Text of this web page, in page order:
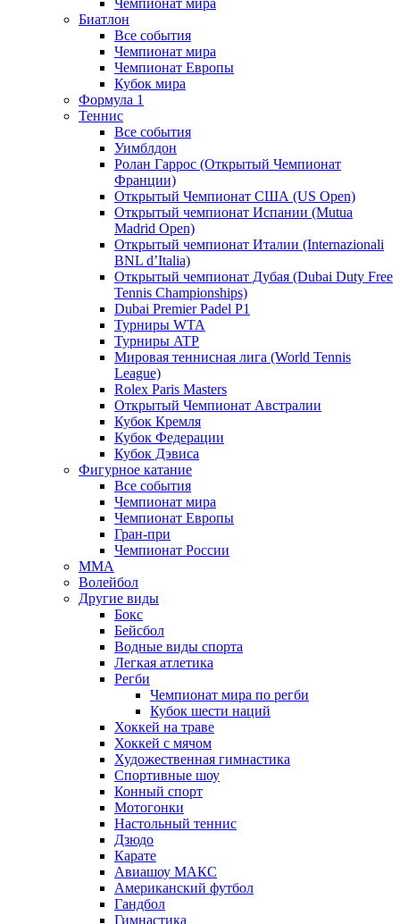
Чемпионат мира
Биатлон
Все события
Чемпионат мира
Чемпионат Европы
Кубок мира
Формула 1
Теннис
Все события
Уимблдон
Ролан Гаррос (Открытый Чемпионат
Франции)
Открытый Чемпионат США (US Open)
Открытый чемпионат Испании (Mutua
Madrid Open)
Открытый чемпионат Италии (Internazionali
BNL d’Italia)
Открытый чемпионат Дубая (Dubai Duty Free
Tennis Championships)
Dubai Premier Padel P1
Турниры WTA
Турниры ATP
Мировая теннисная лига (World Tennis
League)
Rolex Paris Masters
Открытый Чемпионат Австралии
Кубок Кремля
Кубок Федерации
Кубок Дэвиса
Фигурное катание
Все события
Чемпионат мира
Чемпионат Европы
Гран-при
Чемпионат России
MMA
Волейбол
Другие виды
Бокс
Бейсбол
Водные виды спорта
Легкая атлетика
Регби
Чемпионат мира по регби
Кубок шести наций
Хоккей на траве
Хоккей с мячом
Художественная гимнастика
Спортивные шоу
Конный спорт
Мотогонки
Настольный теннис
Дзюдо
Карате
Авиашоу МАКС
Американский футбол
Гандбол
Гимнастика